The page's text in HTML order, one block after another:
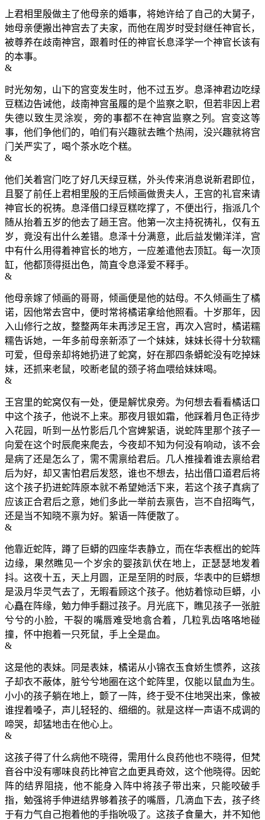
上君相里殷做主了他母亲的婚事，将她许给了自己的大舅子，
她母亲便搬出神宫去了夫家，而他在周岁时受封继任神官长，
被尊养在歧南神宫，跟着时任的神官长息泽学一个神官长该有
的本事。
&
时光匆匆，山下的宫变发生时，他不过五岁。息泽神君边吃绿
豆糕边告诫他，歧南神宫虽履的是个监察之职，但若非因上君
失德以致生灵涂炭，旁的事都不在神宫监察之列。宫变这等
事，他们争他们的，咱们有兴趣就去瞧个热闹，没兴趣就将宫
门关严实了，喝个茶水吃个糕。
&
他们关着宫门吃了好几天绿豆糕，外头传来消息说新君即位，
且娶了前任上君相里殷的王后倾画做贵夫人，王宫的礼官来请
神官长的祝祷。息泽借口绿豆糕吃撑了，不便出行，指派几个
随从抬着五岁的他去了趟王宫。他第一次主持祝祷礼，仅有五
岁，竟没有出什么差错。息泽十分满意，此后益发懒洋洋，宫
中有什么用得着神官长的地方，一应差遣他去顶缸。每一次顶
缸，他都顶得挺出色，简直令息泽爱不释手。
&
他母亲嫁了倾画的哥哥，倾画便是他的姑母。不久倾画生了橘
诺，因他常去宫中，便时常将橘诺拿给他照看。十岁那年，因
入山修行之故，整整两年未再涉足王宫，再次入宫时，橘诺糯
糯告诉她，一年多前母亲新添了一个妹妹，妹妹长得十分软糯
可爱，但母亲却将她扔进了蛇窝，好在那四条蟒蛇没有吃掉妹
妹，还抓来老鼠，咬断老鼠的颈子将血喂给妹妹喝。
&
王宫里的蛇窝仅有一处，便是解忧泉旁。为何想去看看橘话口
中这个孩子，他说不上来。那夜月银如霜，他踩着月色正待步
入花园，听到一丛竹影后几个宫婢絮语，说蛇阵里那个孩子一
向爱在这个时辰爬来爬去，今夜却不知为何没有响动，该不会
是病了还是怎么了，需不需禀给君后。几人推操着谁去禀给君
后为好，却又害怕君后发怒，谁也不想去，拈出借口道君后将
这个孩子扔进蛇阵原本就不希望她活下来，若这个孩子真病了
应该正合君后之意，她们多此一举前去禀告，岂不自招晦气，
还是当不知晓不禀为好。絮语一阵便散了。
&
他靠近蛇阵，蹲了巨蟒的四座华表静立，而在华表框出的蛇阵
边缘，果然瞧见一个岁余的婴孩趴伏在地上，正瑟瑟地发着
抖。这夜十五，天上月圆，正是至阴的时辰，华表中的巨蟒想
是汲月华灵气去了，无暇看顾这个孩子。他妨着惊动巨蟒，小
心矗在阵缘，勉力伸手翻过孩子。月光底下，瞧见孩子一张脏
兮兮的小脸，干裂的嘴唇难受地翕合着，几粒乳齿咯咯地碰
撞，怀中抱着一只死鼠，手上全是血。
&
这是他的表妹。同是表妹，橘诺从小锦衣玉食娇生惯养，这孩
子却衣不蔽体，脏兮兮地圈在这个蛇阵里，仅能以鼠血为生。
小小的孩子躺在地上，颤了一阵，终于受不住地哭出来，像被
谁捏着嗓子，声儿轻轻的、细细的。就是这样一声语不成调的
啼哭，却猛地击在他心上。
&
这孩子得了什么病他不晓得，需用什么良药他也不晓得，但梵
音谷中没有哪味良药比神官之血更具奇效，这个他晓得。因蛇
阵的结界阻挠，他不能身入阵中将孩子带出来，只能咬破手
指，勉强将手伸进结界够着孩子的嘴唇，几滴血下去，孩子终
于有力气自己抱着他的手指吮吸了。这孩子食量大，并不知他